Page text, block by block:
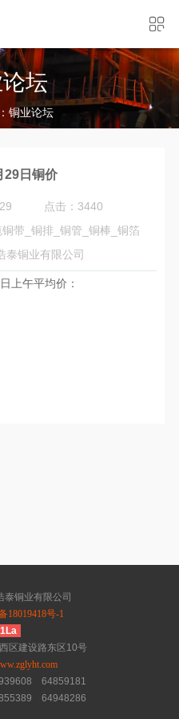
坛
铜业论坛
29日铜价
点击：3440
带_铜排_铜管_铜棒_铜箔
泰铜业有限公司
上午平均价：
泰铜业有限公司
18019418号-1
区建设路东区10号
64859181
64948286